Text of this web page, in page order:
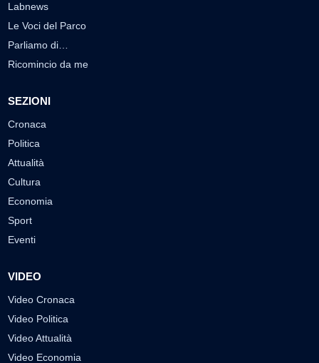
Labnews
Le Voci del Parco
Parliamo di…
Ricomincio da me
SEZIONI
Cronaca
Politica
Attualità
Cultura
Economia
Sport
Eventi
VIDEO
Video Cronaca
Video Politica
Video Attualità
Video Economia